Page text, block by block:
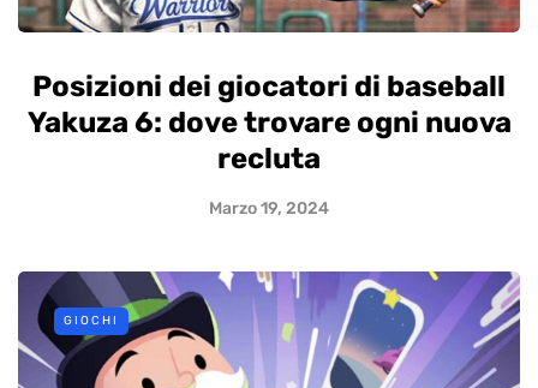
Posizioni dei giocatori di baseball
Yakuza 6: dove trovare ogni nuova
recluta
Marzo 19, 2024
GIOCHI